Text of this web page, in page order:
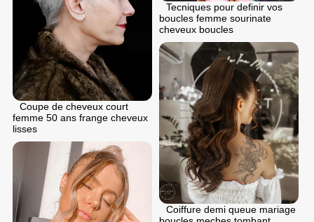
Tecniques pour definir vos
boucles femme sourinate
cheveux boucles
Coupe de cheveux court
femme 50 ans frange cheveux
lisses
Coiffure demi queue mariage